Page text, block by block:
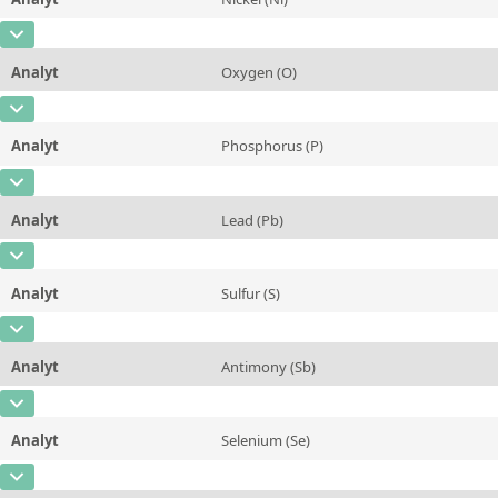
Konzentration <0,0010
Einheit %
Zusätzliche Informationen
CAS-Nummer
Konzentration <0,0010
Einheit
Analyt Oxygen (O)
CAS-Nummer
Konzentration 0,001
Einheit %
Zusätzliche Informationen
Analyt Phosphorus (P)
CAS-Nummer
Konzentration <0,0005
Einheit
Analyt Lead (Pb)
CAS-Nummer
Konzentration <0,0010
Einheit %
Zusätzliche Informationen
Analyt Sulfur (S)
CAS-Nummer
Konzentration <0,0001
Einheit
Analyt Antimony (Sb)
CAS-Nummer
Konzentration <0,0010
Einheit %
Analyt Selenium (Se)
CAS-Nummer